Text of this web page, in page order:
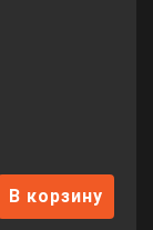
В корзину